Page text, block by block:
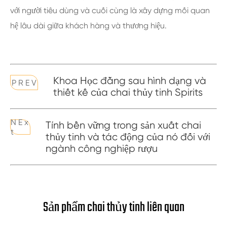
với người tiêu dùng và cuối cùng là xây dựng mối quan
hệ lâu dài giữa khách hàng và thương hiệu.
P R E V
Khoa Học đằng sau hình dạng và
thiết kế của chai thủy tinh Spirits
N E x
t
Tính bền vững trong sản xuất chai
thủy tinh và tác động của nó đối với
ngành công nghiệp rượu
Sản phẩm chai thủy tinh liên quan